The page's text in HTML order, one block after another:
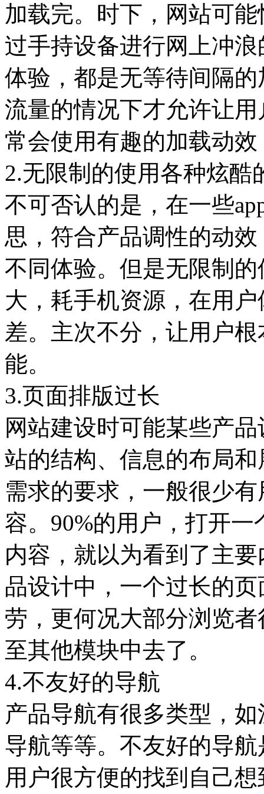
加载完。时下，网站可
过手持设备进行网上冲
体验，都是无等待间隔
流量的情况下才允许让
常会使用有趣的加载动
2.无限制的使用各种炫酷
不可否认的是，在一些
思，符合产品调性的动
不同体验。但是无限制
大，耗手机资源，在用
差。主次不分，让用户
能。
3.页面排版过长
网站建设时可能某些产
站的结构、信息的布局
需求的要求，一般很少
容。90%的用户，打开
内容，就以为看到了主
品设计中，一个过长的
劳，更何况大部分浏览
至其他模块中去了。
4.不友好的导航
产品导航有很多类型，
导航等等。不友好的导
用户很方便的找到自己